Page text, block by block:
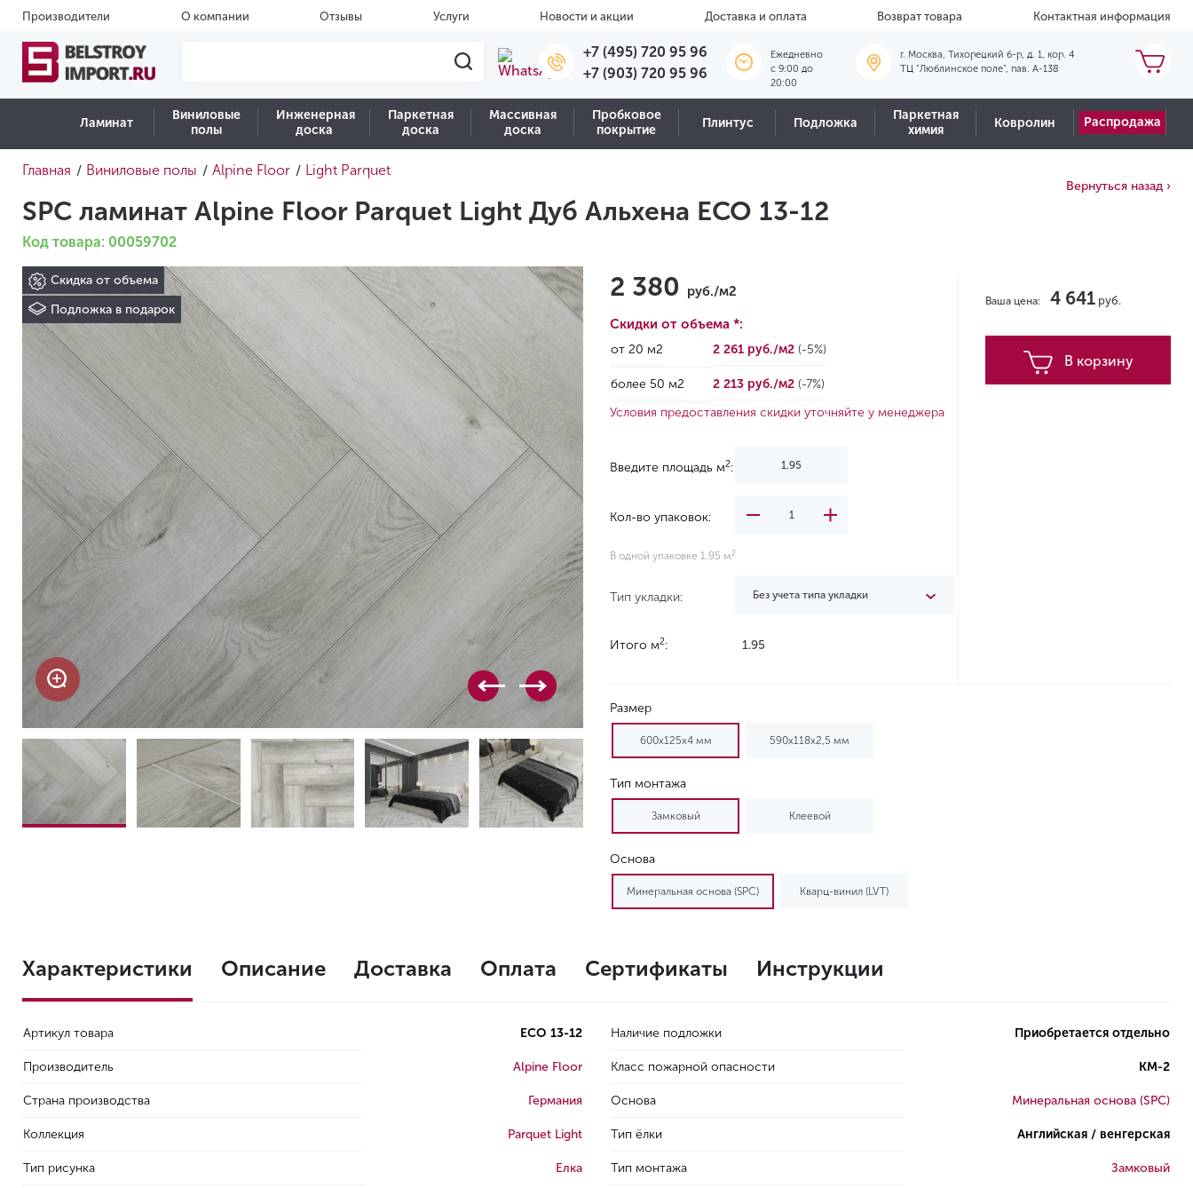
Производители О компании Отзывы Услуги Новости и акции Доставка и оплата Возврат товара Контактная информация
+7 (495) 720 95 96
+7 (903) 720 95 96
Ежедневно
c 9:00 до
20:00
г. Москва, Тихорецкий б-р, д. 1, кор. 4
ТЦ "Люблинское поле", пав. А-138
Ламинат
Виниловые
полы
Инженерная
доска
Паркетная
доска
Массивная
доска
Пробковое
покрытие
Плинтус Подложка
Паркетная
химия
Ковролин Распродажа
Главная / Виниловые полы / Alpine Floor / Light Parquet
SPC ламинат Alpine Floor Parquet Light Дуб Альхена ECO 13-12
Код товара: 00059702
Скидка от объема
Подложка в подарок
Вернуться назад ›
2 380 руб./м2
Скидки от объема *:
от 20 м2 2 261 руб./м2 (-5%)
более 50 м2 2 213 руб./м2 (-7%)
Условия предоставления скидки уточняйте у менеджера
Введите площадь м2:
Кол-во упаковок:
В одной упаковке 1.95 м 2
Тип укладки: Без учета типа укладки
Итого м2: 1.95
Ваша цена: 4 641 руб.
В корзину
Размер
600х125х4 мм 590х118х2,5 мм
Тип монтажа
Замковый Клеевой
Основа
Минеральная основа (SPC) Кварц-винил (LVT)
Характеристики Описание Доставка Оплата Сертификаты Инструкции
Артикул товара ECO 13-12
Производитель Alpine Floor
Страна производства Германия
Коллекция Parquet Light
Тип рисунка Елка
Наличие подложки Приобретается отдельно
Класс пожарной опасности КМ-2
Основа Минеральная основа (SPC)
Тип ёлки Английская / венгерская
Тип монтажа Замковый